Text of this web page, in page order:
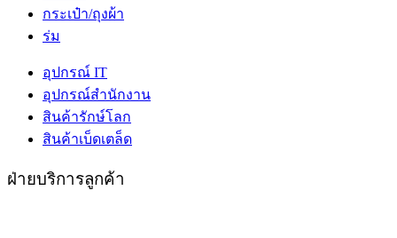
กระเป๋า/ถุงผ้า
ร่ม
อุปกรณ์ IT
อุปกรณ์สำนักงาน
สินค้ารักษ์โลก
สินค้าเบ็ดเตล็ด
ฝ่ายบริการลูกค้า